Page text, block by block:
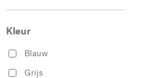
Kleur
Blauw
Grijs